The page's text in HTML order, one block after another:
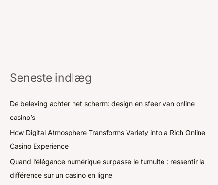
Seneste indlæg
De beleving achter het scherm: design en sfeer van online
casino’s
How Digital Atmosphere Transforms Variety into a Rich Online
Casino Experience
Quand l’élégance numérique surpasse le tumulte : ressentir la
différence sur un casino en ligne